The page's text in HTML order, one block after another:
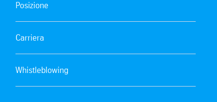
Posizione
Carriera
Whistleblowing